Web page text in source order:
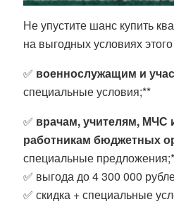
Не упустите шанс купить
на выгодных условиях
✅ военнослужащим и
специальные условия;**
✅ врачам, учителям, МЧС
работникам бюджетных
специальные
✅ выгода до 4 300 000
✅ скидка + специальные